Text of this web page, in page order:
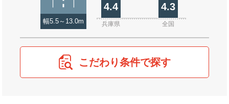
幅5.5～13.0m
4.4 4.3
兵庫県 全国
こだわり条件で探す